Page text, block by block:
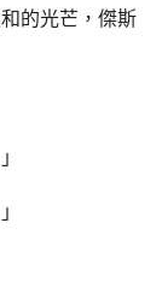
的光芒，傑斯